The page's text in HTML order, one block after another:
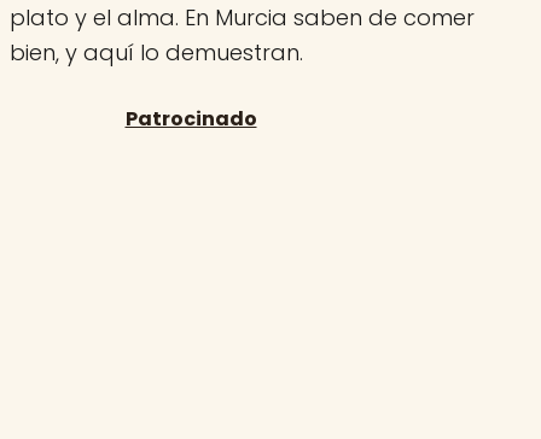
plato y el alma. En Murcia saben de comer
bien, y aquí lo demuestran.